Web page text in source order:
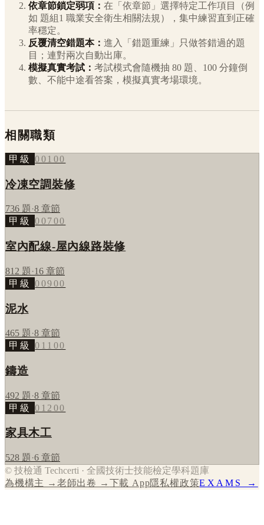
依章節鎖定弱項： 在「依章節」選擇特定工作項目（例
如 題組1 職業安全衛生相關法規 ），集中練習直到正確
率穩定。
反覆清空錯題本： 進入「錯題重練」只做答錯過的題
目；連對兩次自動出庫。
模擬真實考試： 考試模式會隨機抽 80 題、100 分鐘倒
數、不能中途看答案，模擬真實考場環境。
相關職類
甲級 00100
冷凍空調裝修
736 題 ·8 章節
甲級
00700
室內配線-屋內線路裝修
812 題 ·16 章節
甲級
00900
泥水
465 題 ·8 章節
甲級
01100
鑄造
492 題 ·8 章節
甲級
01200
家具木工
528 題 ·6 章節
© 技檢通 Techcerti · 全國技術士技能檢定學科題庫
為機構主 → 老師出卷 → 下載 App隱私權政策EXAMS →